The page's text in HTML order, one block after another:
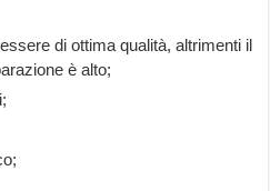
di ottima qualità, altrimenti il
è alto;